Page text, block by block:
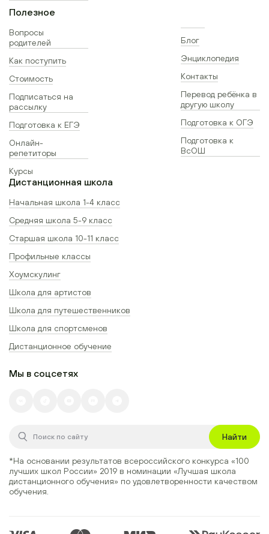
Полезное
Вопросы
родителей
Как поступить
Стоимость
Подписаться на
рассылку
Подготовка к ЕГЭ
Онлайн-
репетиторы
Курсы
Блог
Энциклопедия
Контакты
Перевод ребёнка в
другую школу
Подготовка к ОГЭ
Подготовка к
ВсОШ
Дистанционная школа
Начальная школа 1-4 класс
Средняя школа 5-9 класс
Старшая школа 10-11 класс
Профильные классы
Хоумскулинг
Школа для артистов
Школа для путешественников
Школа для спортсменов
Дистанционное обучение
Мы в соцсетях
Найти
*На основании результатов всероссийского конкурса «100
лучших школ России» 2019 в номинации «Лучшая школа
дистанционного обучения» по удовлетворенности качеством
обучения.